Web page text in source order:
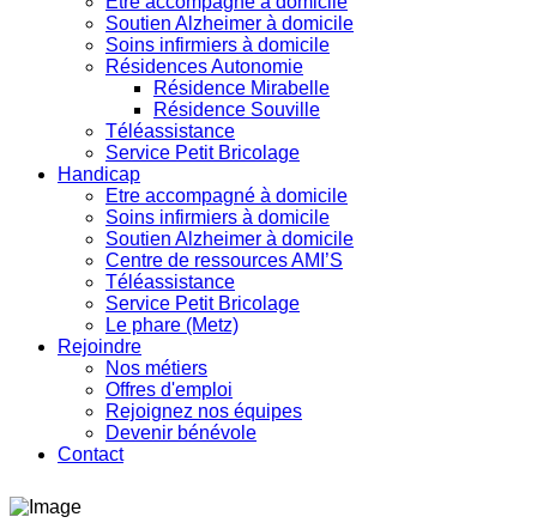
Soutien Alzheimer à domicile
Soins infirmiers à domicile
Résidences Autonomie
Résidence Mirabelle
Résidence Souville
Téléassistance
Service Petit Bricolage
Handicap
Etre accompagné à domicile
Soins infirmiers à domicile
Soutien Alzheimer à domicile
Centre de ressources AMI’S
Téléassistance
Service Petit Bricolage
Le phare (Metz)
Rejoindre
Nos métiers
Offres d'emploi
Rejoignez nos équipes
Devenir bénévole
Contact